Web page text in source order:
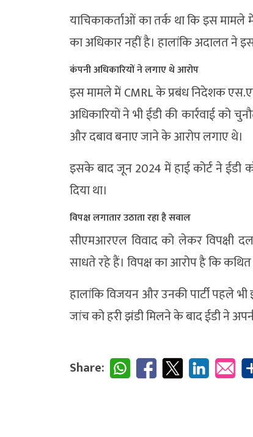
याचिकाकर्ताओं का तर्क था कि इस मामले
का अधिकार नहीं है। हालांकि अदालत ने
कंपनी अधिकारियों ने लगाए थे आरोप
इस मामले में CMRL के प्रबंध निदेशक
अधिकारियों ने भी ईडी की कार्रवाई को
और दबाव बनाए जाने के आरोप लगाए थे।
इसके बाद जून 2024 में हाई कोर्ट ने ईडी
दिया था।
विपक्ष लगातार उठाता रहा है सवाल
सीएमआरएल विवाद को लेकर विपक्षी
साधते रहे हैं। विपक्ष का आरोप है कि कथित
हालांकि विजयन और उनकी पार्टी पहले
जांच को हरी झंडी मिलने के बाद ईडी ने
Share: